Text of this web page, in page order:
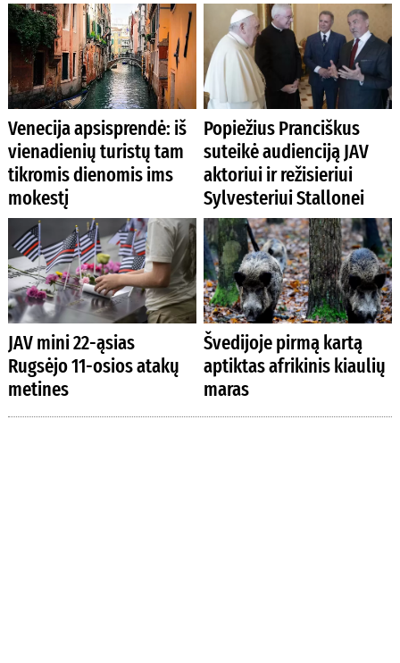
Venecija apsisprendė: iš
vienadienių turistų tam
tikromis dienomis ims
mokestį
Popiežius Pranciškus
suteikė audienciją JAV
aktoriui ir režisieriui
Sylvesteriui Stallonei
JAV mini 22-ąsias
Rugsėjo 11-osios atakų
metines
Švedijoje pirmą kartą
aptiktas afrikinis kiaulių
maras